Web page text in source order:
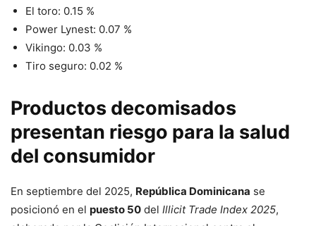
El toro: 0.15 %
Power Lynest: 0.07 %
Vikingo: 0.03 %
Tiro seguro: 0.02 %
Productos decomisados
presentan riesgo para la salud
del consumidor
En septiembre del 2025, República Dominicana se
posicionó en el puesto 50 del Illicit Trade Index 2025,